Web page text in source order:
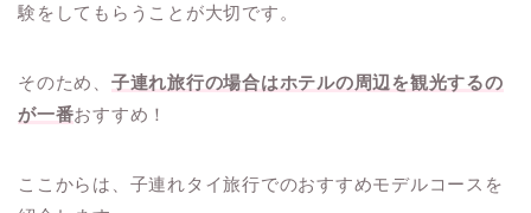
験をしてもらうことが大切です。
そのため、 子連れ旅行の場合はホテルの周辺を観光するの
が一番おすすめ！
ここからは、子連れタイ旅行でのおすすめモデルコースを